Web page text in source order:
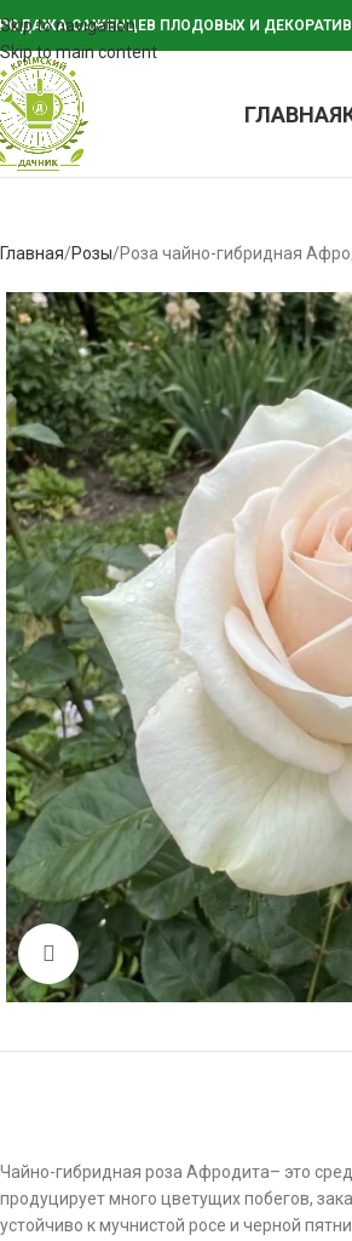
Skip to navigation
Skip to main content
САЖЕНЦЕВ ПЛОДОВЫХ И
ГЛАВНАЯ
Главная Розы Роза чайно-гибридная
Click to enlarge
Чайно-гибридная роза Афродита– это
продуцирует много цветущих побегов,
устойчиво к мучнистой росе и черной